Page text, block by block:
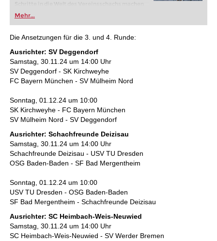
Schritte in die Welt des Vereinsschachs machen
oder bereits auf Turnierniveau spielen: Mit
FRITZ trainieren Sie effizienter, intelligenter und
individueller als je zuvor.
Mehr...
Die Ansetzungen für die 3. und 4. Runde:
Ausrichter: SV Deggendorf
Samstag, 30.11.24 um 14:00 Uhr
SV Deggendorf - SK Kirchweyhe
FC Bayern München - SV Mülheim Nord
Sonntag, 01.12.24 um 10:00
SK Kirchweyhe - FC Bayern München
SV Mülheim Nord - SV Deggendorf
Ausrichter: Schachfreunde Deizisau
Samstag, 30.11.24 um 14:00 Uhr
Schachfreunde Deizisau - USV TU Dresden
OSG Baden-Baden - SF Bad Mergentheim
Sonntag, 01.12.24 um 10:00
USV TU Dresden - OSG Baden-Baden
SF Bad Mergentheim - Schachfreunde Deizisau
Ausrichter: SC Heimbach-Weis-Neuwied
Samstag, 30.11.24 um 14:00 Uhr
SC Heimbach-Weis-Neuwied - SV Werder Bremen